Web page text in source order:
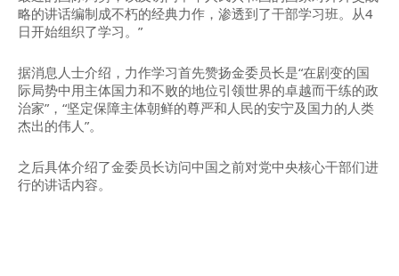
略的讲话编制成不朽的经典力作，渗透到了干部学习班。从4
日开始组织了学习。”
据消息人士介绍，力作学习首先赞扬金委员长是“在剧变的国
际局势中用主体国力和不败的地位引领世界的卓越而干练的政
治家”，“坚定保障主体朝鲜的尊严和人民的安宁及国力的人类
杰出的伟人”。
之后具体介绍了金委员长访问中国之前对党中央核心干部们进
行的讲话内容。